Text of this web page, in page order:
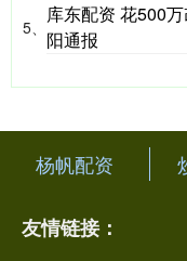
5、
库东配资 花500
阳通报
杨帆配资
友情链接：